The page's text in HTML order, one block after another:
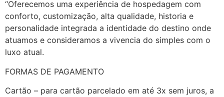
‘‘Oferecemos uma experiência de hospedagem com
conforto, customização, alta qualidade, historia e
personalidade integrada a identidade do destino onde
atuamos e consideramos a vivencia do simples com o
luxo atual.
FORMAS DE PAGAMENTO
Cartão – para cartão parcelado em até 3x sem juros, a